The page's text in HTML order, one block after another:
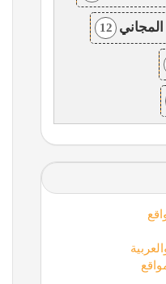
المجاني 12